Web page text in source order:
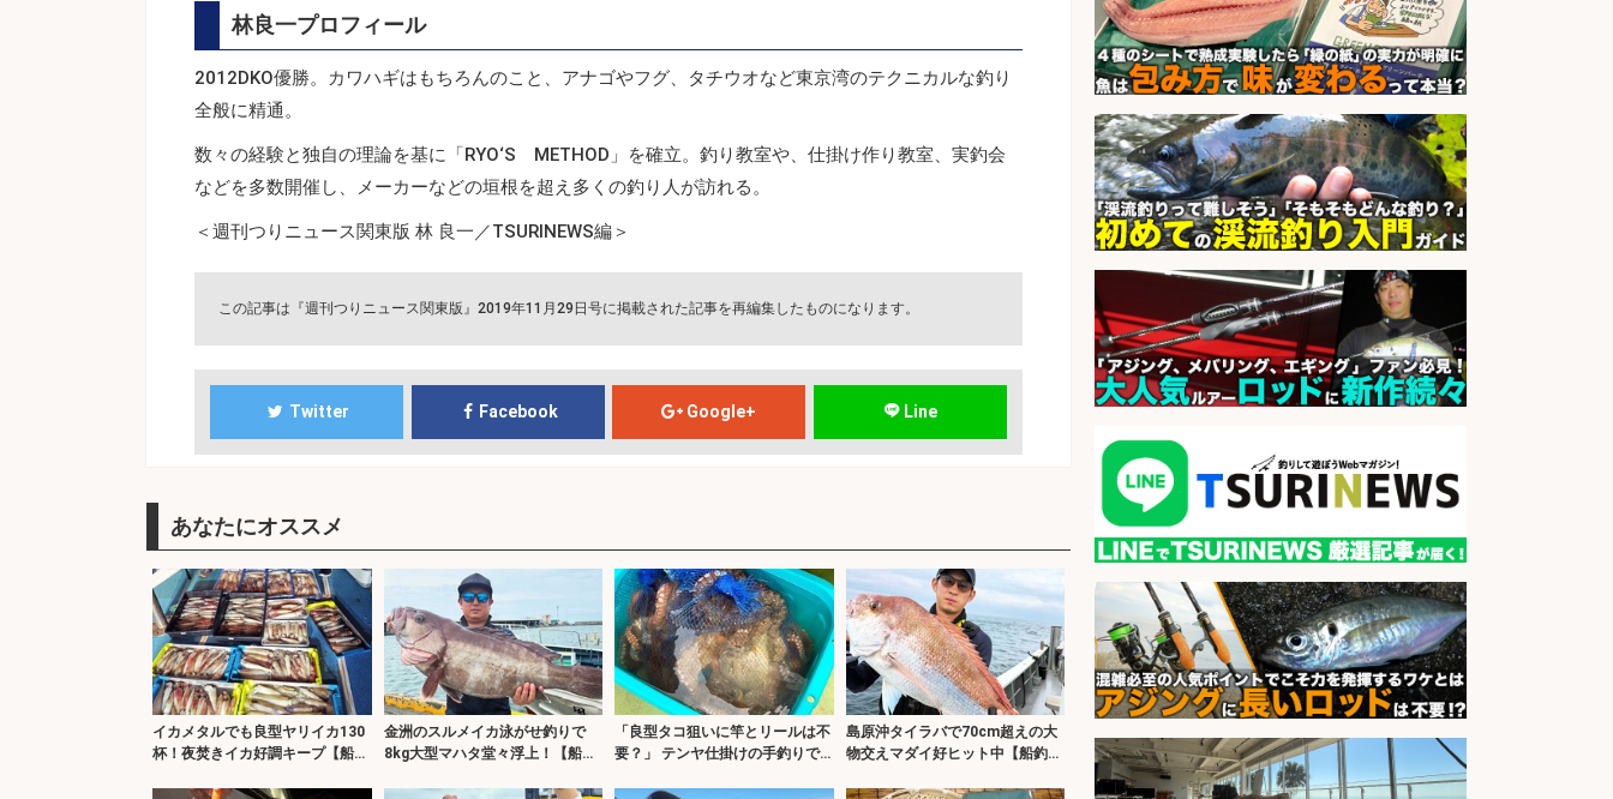
林良一プロフィール
2012DKO優勝。カワハギはもちろんのこと、アナゴやフグ、タチウオなど東京湾のテクニカルな釣り
全般に精通。
数々の経験と独自の理論を基に「RYO‘S METHOD」を確立。釣り教室や、仕掛け作り教室、実釣会
などを多数開催し、メーカーなどの垣根を超え多くの釣り人が訪れる。
＜週刊つりニュース関東版 林 良一／TSURINEWS編＞
この記事は『週刊つりニュース関東版』2019年11月29日号に掲載された記事を再編集したものになります。
Twitter Facebook Google+ Line
あなたにオススメ
イカメタルでも良型ヤリイカ130
杯！夜焚きイカ好調キープ【船釣
金洲のスルメイカ泳がせ釣りで
8kg大型マハタ堂々浮上！【船釣
「良型タコ狙いに竿とリールは不
要？」 テンヤ仕掛けの手釣りで
島原沖タイラバで70cm超えの大
物交えマダイ好ヒット中【船釣り